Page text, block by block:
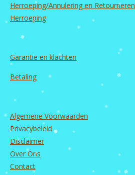
Herroeping/Annulering en Retourneren
Herroeping
Garantie en klachten
Betaling
Algemene Voorwaarden
Privacybeleid
Disclaimer
Over Ons
Contact